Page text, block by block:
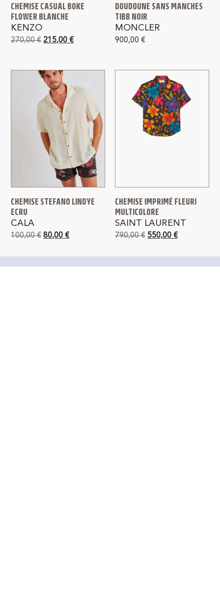
CHEMISE CASUAL BOKE
FLOWER BLANCHE
KENZO
270,00€ 215,00€
DOUDOUNE SANS MANCHES
TIBB NOIR
MONCLER
900,00 €
CHEMISE STEFANO LINDYE
ECRU
CALA
100,00€ 80,00€
CHEMISE IMPRIMÉ FLEURI
MULTICOLORE
SAINT LAURENT
790,00€ 550,00 €